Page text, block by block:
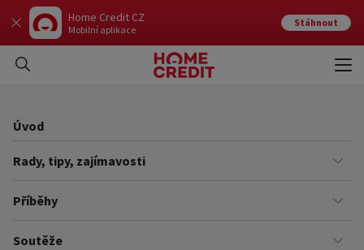
Home Credit CZ
Mobilní aplikace
Stáhnout
Úvod
Rady, tipy, zajímavosti
Finance
Příběhy
Našich zákazníků
Soutěže